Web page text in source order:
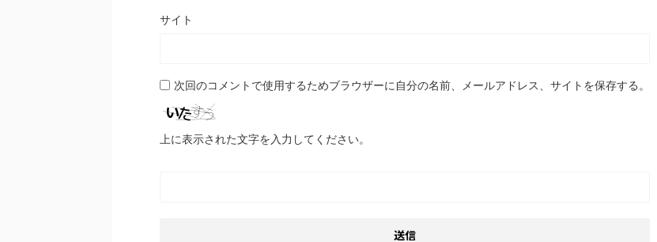
サイト
次回のコメントで使用するためブラウザーに自分の名前、メールアドレス、サイトを保存する。
上に表示された文字を入力してください。